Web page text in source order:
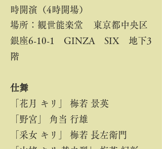
時開演（4時開場）
場所： 観世能楽堂 東京都中央区
銀座6-10-1 GINZA SIX 地下3
階
仕舞
「花月 キリ」 梅若 景英
「野宮」 角当 行雄
「采女 キリ」 梅若 長左衛門